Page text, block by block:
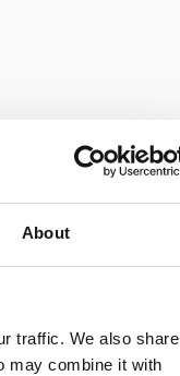
About
traffic. We also share
may combine it with